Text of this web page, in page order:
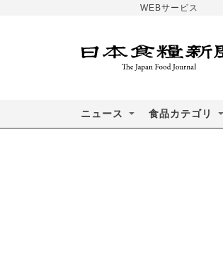
WEBサービス
ニュース 食品カテゴリ